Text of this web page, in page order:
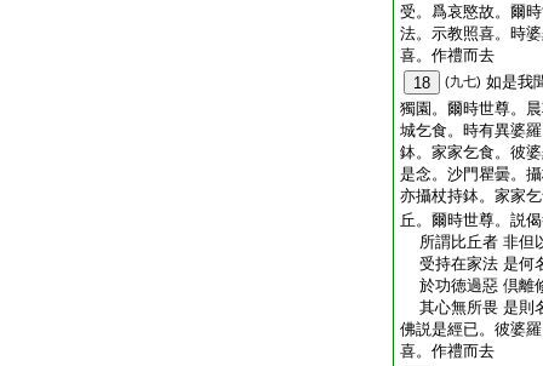
受。爲哀愍故。爾
法。示教照喜。時
喜。作禮而去
18
(九七) 如是我
獨園。爾時世尊。
城乞食。時有異婆
鉢。家家乞食。彼
是念。沙門瞿曇。
亦攝杖持鉢。家家
丘。爾時世尊。説
所謂比丘者 非但
受持在家法 是何
於功徳過惡 倶離
其心無所畏 是則
佛説是經已。彼婆
喜。作禮而去